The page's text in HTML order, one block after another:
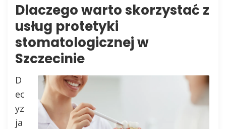
Dlaczego warto skorzystać z
usług protetyki
stomatologicznej w
Szczecinie
D
ec
yz
ja